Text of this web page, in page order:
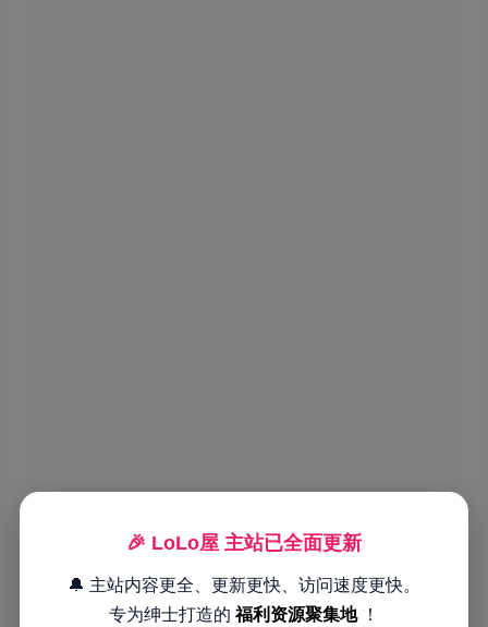
🎉 LoLo屋 主站已全面更新
🔔 主站内容更全、更新更快、访问速度更快。
专为绅士打造的福利资源聚集地 ！